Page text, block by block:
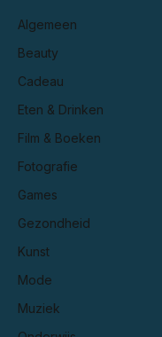
Algemeen
Beauty
Cadeau
Eten & Drinken
Film & Boeken
Fotografie
Games
Gezondheid
Kunst
Mode
Muziek